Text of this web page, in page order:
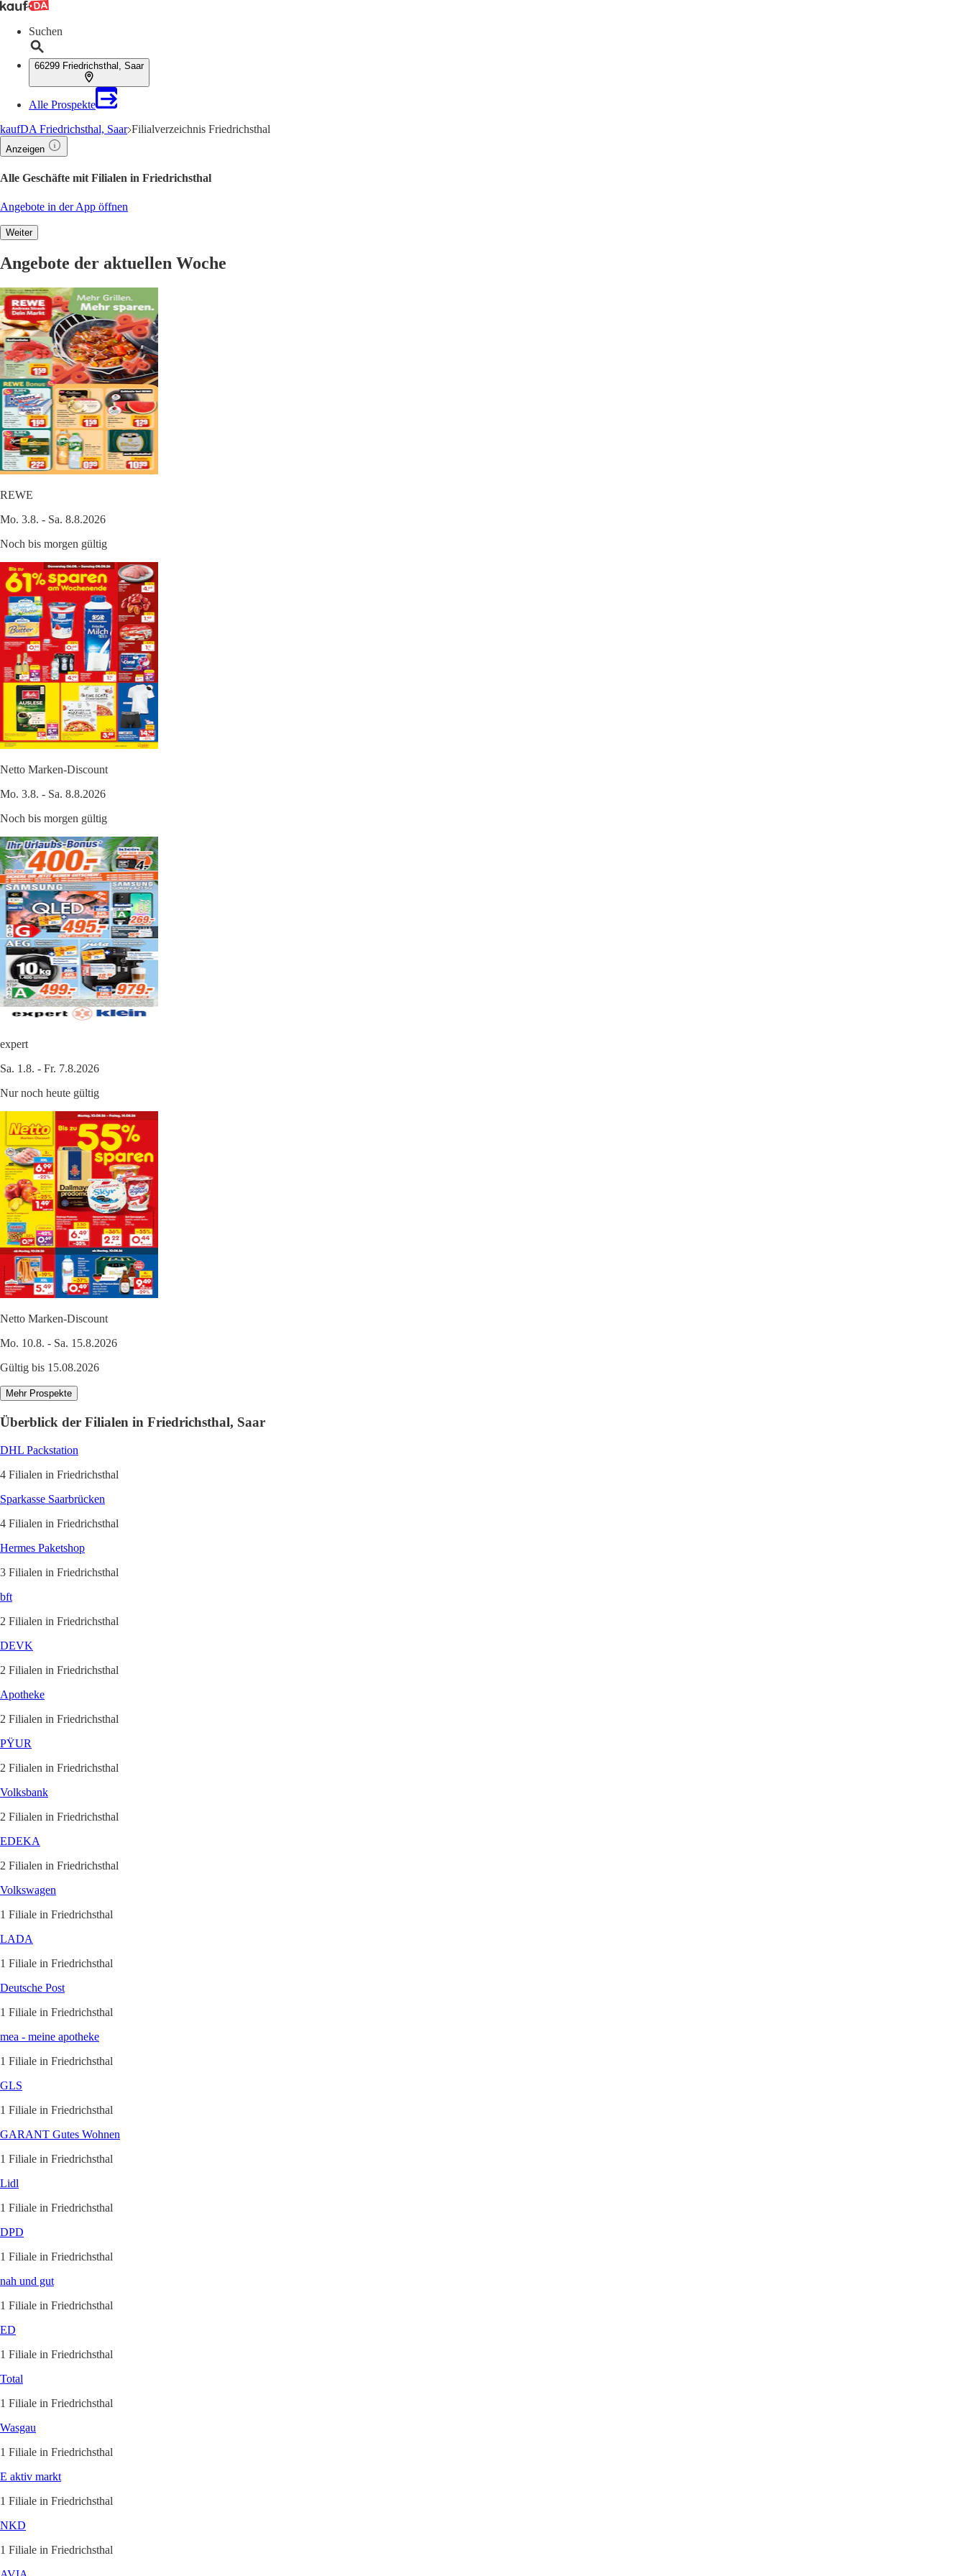
Suchen
66299 Friedrichsthal, Saar
Alle Prospekte
kaufDA Friedrichsthal, Saar Filialverzeichnis Friedrichsthal
Anzeigen
Alle Geschäfte mit Filialen in Friedrichsthal
Angebote in der App öffnen
Weiter
Angebote der aktuellen Woche
REWE
Mo. 3.8. - Sa. 8.8.2026
Noch bis morgen gültig
Netto Marken-Discount
Mo. 3.8. - Sa. 8.8.2026
Noch bis morgen gültig
expert
Sa. 1.8. - Fr. 7.8.2026
Nur noch heute gültig
Netto Marken-Discount
Mo. 10.8. - Sa. 15.8.2026
Gültig bis 15.08.2026
Mehr Prospekte
Überblick der Filialen in Friedrichsthal, Saar
DHL Packstation
4 Filialen in Friedrichsthal
Sparkasse Saarbrücken
4 Filialen in Friedrichsthal
Hermes Paketshop
3 Filialen in Friedrichsthal
bft
2 Filialen in Friedrichsthal
DEVK
2 Filialen in Friedrichsthal
Apotheke
2 Filialen in Friedrichsthal
PŸUR
2 Filialen in Friedrichsthal
Volksbank
2 Filialen in Friedrichsthal
EDEKA
2 Filialen in Friedrichsthal
Volkswagen
1 Filiale in Friedrichsthal
LADA
1 Filiale in Friedrichsthal
Deutsche Post
1 Filiale in Friedrichsthal
mea - meine apotheke
1 Filiale in Friedrichsthal
GLS
1 Filiale in Friedrichsthal
GARANT Gutes Wohnen
1 Filiale in Friedrichsthal
Lidl
1 Filiale in Friedrichsthal
DPD
1 Filiale in Friedrichsthal
nah und gut
1 Filiale in Friedrichsthal
ED
1 Filiale in Friedrichsthal
Total
1 Filiale in Friedrichsthal
Wasgau
1 Filiale in Friedrichsthal
E aktiv markt
1 Filiale in Friedrichsthal
NKD
1 Filiale in Friedrichsthal